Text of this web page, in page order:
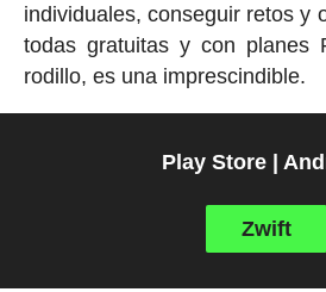
individuales, conseguir retos y
todas gratuitas y con planes
rodillo, es una imprescindible.
Play Store |
Zwift